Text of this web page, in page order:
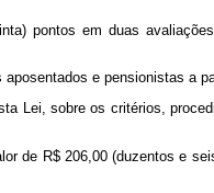
pontos em duas
e pensionistas a
Lei, sobre os critérios,
de R$ 206,00 (duzentos e